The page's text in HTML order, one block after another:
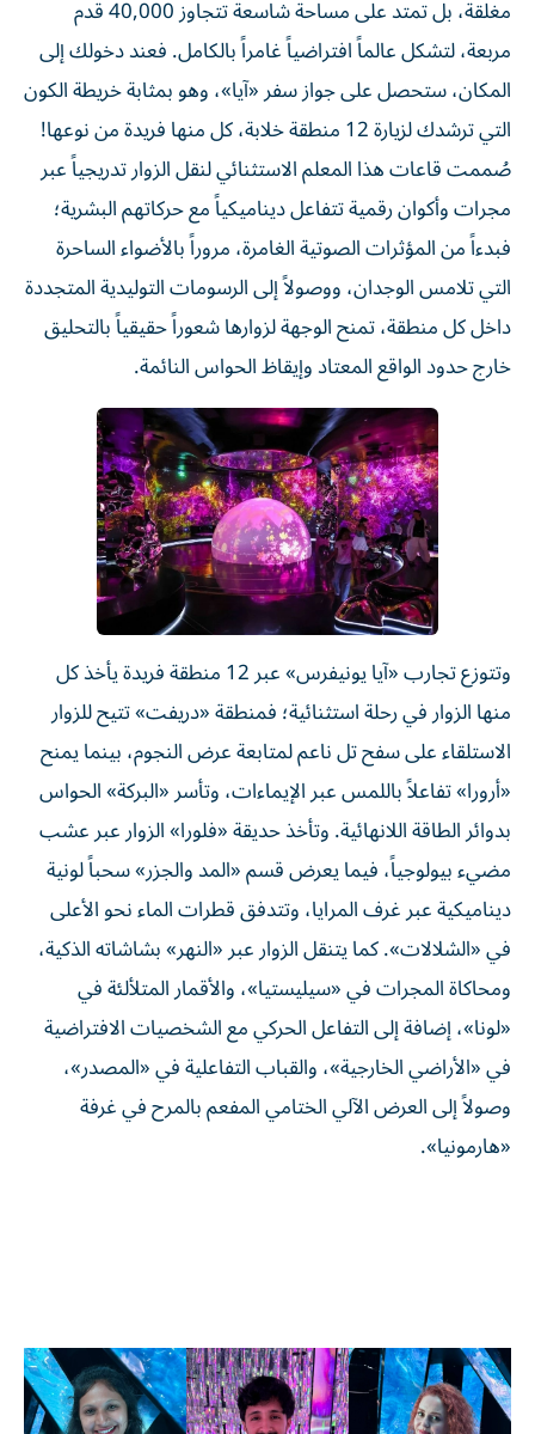
مغلقة، بل تمتد على مساحة شاسعة تتجاوز 40,000 قدم
مربعة، لتشكل عالماً افتراضياً غامراً بالكامل. فعند دخولك إلى
المكان، ستحصل على جواز سفر «آيا»، وهو بمثابة خريطة الكون
التي ترشدك لزيارة 12 منطقة خلابة، كل منها فريدة من نوعها!
صُممت قاعات هذا المعلم الاستثنائي لنقل الزوار تدريجياً عبر
مجرات وأكوان رقمية تتفاعل ديناميكياً مع حركاتهم البشرية؛
فبدءاً من المؤثرات الصوتية الغامرة، مروراً بالأضواء الساحرة
التي تلامس الوجدان، ووصولاً إلى الرسومات التوليدية المتجددة
داخل كل منطقة، تمنح الوجهة لزوارها شعوراً حقيقياً بالتحليق
خارج حدود الواقع المعتاد وإيقاظ الحواس النائمة.
وتتوزع تجارب «آيا يونيفرس» عبر 12 منطقة فريدة يأخذ كل
منها الزوار في رحلة استثنائية؛ فمنطقة «دريفت» تتيح للزوار
الاستلقاء على سفح تل ناعم لمتابعة عرض النجوم، بينما يمنح
«أرورا» تفاعلاً باللمس عبر الإيماءات، وتأسر «البركة» الحواس
بدوائر الطاقة اللانهائية. وتأخذ حديقة «فلورا» الزوار عبر عشب
مضيء بيولوجياً، فيما يعرض قسم «المد والجزر» سحباً لونية
ديناميكية عبر غرف المرايا، وتتدفق قطرات الماء نحو الأعلى
في «الشلالات». كما يتنقل الزوار عبر «النهر» بشاشاته الذكية،
ومحاكاة المجرات في «سيليستيا»، والأقمار المتلألئة في
«لونا»، إضافة إلى التفاعل الحركي مع الشخصيات الافتراضية
في «الأراضي الخارجية»، والقباب التفاعلية في «المصدر»،
وصولاً إلى العرض الآلي الختامي المفعم بالمرح في غرفة
«هارمونيا».